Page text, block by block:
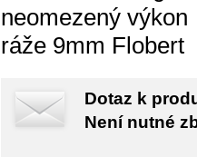
neomezený výkon
ráže 9mm Flobert
Dotaz k
Není nutné